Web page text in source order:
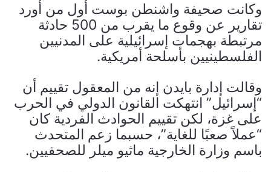
وكانت صحيفة واشنطن بوست أول من أورد
تقارير عن وقوع ما يقرب من 500 حادثة
مرتبطة بهجمات إسرائيلية على المدنيين
الفلسطينيين بأسلحة أمريكية.
وقالت إدارة بايدن إنه من المعقول تقييم أن
“إسرائيل” انتهكت القانون الدولي في الحرب
على غزة، لكن تقييم الحوادث الفردية كان
“عملاً صعبًا للغاية”، حسبما زعم المتحدث
باسم وزارة الخارجية ماثيو ميلر للصحفيين.